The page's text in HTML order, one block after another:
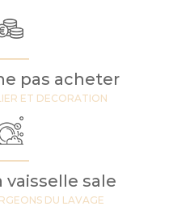
pas acheter
ET DECORATION
vaisselle sale
DU LAVAGE